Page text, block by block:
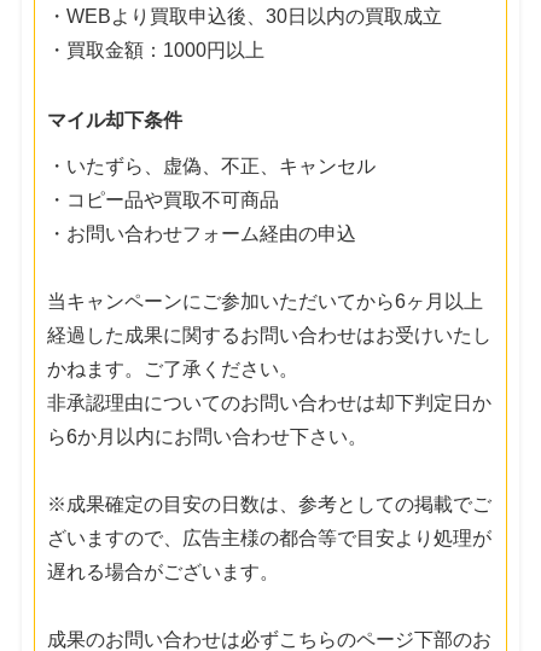
・WEBより買取申込後、30日以内の買取成立
・買取金額：1000円以上
マイル却下条件
・いたずら、虚偽、不正、キャンセル
・コピー品や買取不可商品
・お問い合わせフォーム経由の申込
当キャンペーンにご参加いただいてから6ヶ月以上
経過した成果に関するお問い合わせはお受けいたし
かねます。ご了承ください。
非承認理由についてのお問い合わせは却下判定日か
ら6か月以内にお問い合わせ下さい。
※成果確定の目安の日数は、参考としての掲載でご
ざいますので、広告主様の都合等で目安より処理が
遅れる場合がございます。
成果のお問い合わせは必ずこちらのページ下部のお